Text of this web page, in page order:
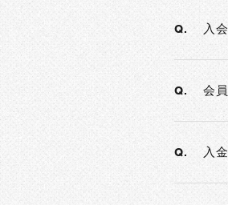
Q. 入
Q. 会
Q. 入